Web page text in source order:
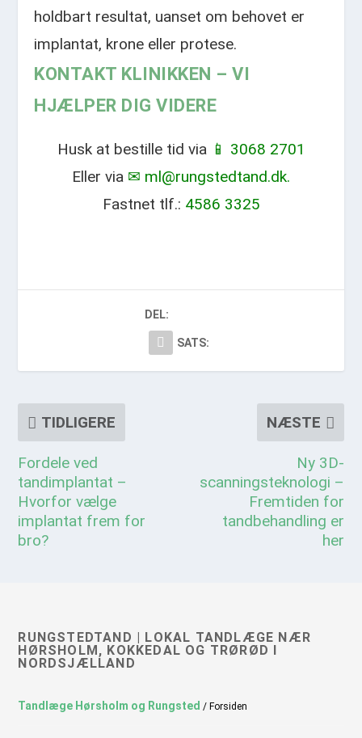
holdbart resultat, uanset om behovet er
implantat, krone eller protese.​
KONTAKT KLINIKKEN – VI
HJÆLPER DIG VIDERE
Husk at bestille tid via 📱 3068 2701
Eller via ✉ ml@rungstedtand.dk.
Fastnet tlf.: 4586 3325
DEL:
SATS:
TIDLIGERE
Fordele ved
tandimplantat –
Hvorfor vælge
implantat frem for
bro?
NÆSTE
Ny 3D-
scanningsteknologi –
Fremtiden for
tandbehandling er
her
RUNGSTEDTAND | LOKAL TANDLÆGE NÆR
HØRSHOLM, KOKKEDAL OG TRØRØD I
NORDSJÆLLAND
Tandlæge Hørsholm og Rungsted / Forsiden